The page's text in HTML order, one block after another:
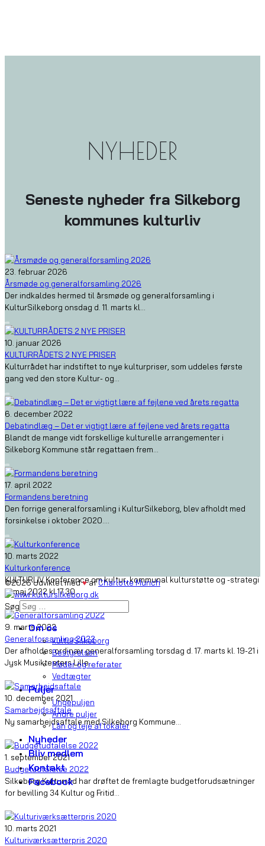
NYHEDER
Seneste nyheder fra Silkeborg
kommunes kulturliv
23. februar 2026
Årsmøde og generalforsamling 2026
Der indkaldes hermed til årsmøde og generalforsamling i
KulturSilkeborg onsdag d. 11. marts kl...
Nyheder
10. januar 2026
KULTURRÅDETS 2 NYE PRISER
Kulturrådet har indstiftet to nye kulturpriser, som uddeles første
gang ved den store Kultur- og...
Nyheder
6. december 2022
Debatindlæg – Det er vigtigt lære af fejlene ved årets regatta
Blandt de mange vidt forskellige kulturelle arrangementer i
Silkeborg Kommune står regattaen frem...
Nyheder
17. april 2022
Formandens beretning
Den forrige generalforsamling i KulturSilkeborg, blev afholdt med
forsinkelse i oktober 2020....
Nyheder
10. marts 2022
Kulturkonference
KULTURLIV Konference om kultur, kommunal kulturstøtte og -strategi
5. maj 2022 kl 17.30...
Nyheder
9. marts 2022
Generalforsamling 2022
Der afholdes ordinær generalforsamling torsdag d. 17. marts kl. 19-21 i
Jysk Musikteaters Lille...
10. december 2021
Samarbejdsaftale
Ny samarbejdsaftale med Silkeborg Kommune...
1. september 2021
Budgetudtalelse 2022
Silkeborg Kulturråd har drøftet de fremlagte budgetforudsætninger
for bevilling 34 Kultur og Fritid...
10. marts 2021
Kulturiværksætterpris 2020
©2026 Udviklet med♥afCharlotte Munch
Søg
Om os
kulturSilkeborg
Bestyrelsen
Møder og referater
Vedtægter
Puljer
Ungepuljen
Andre puljer
Lån og leje af lokaler
Nyheder
Bliv medlem
Kontakt
Facebook